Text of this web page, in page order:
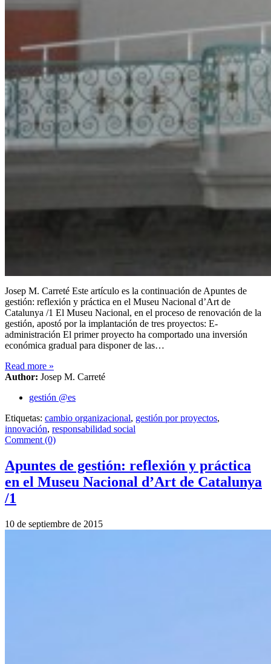
Josep M. Carreté Este artículo es la continuación de Apuntes de
gestión: reflexión y práctica en el Museu Nacional d’Art de
Catalunya /1 El Museu Nacional, en el proceso de renovación de la
gestión, apostó por la implantación de tres proyectos: E-
administración El primer proyecto ha comportado una inversión
económica gradual para disponer de las…
Read more »
Author: Josep M. Carreté
gestión @es
Etiquetas: cambio organizacional, gestión por proyectos,
innovación, responsabilidad social
Comment (0)
Apuntes de gestión: reflexión y práctica
en el Museu Nacional d’Art de Catalunya
/1
10 de septiembre de 2015